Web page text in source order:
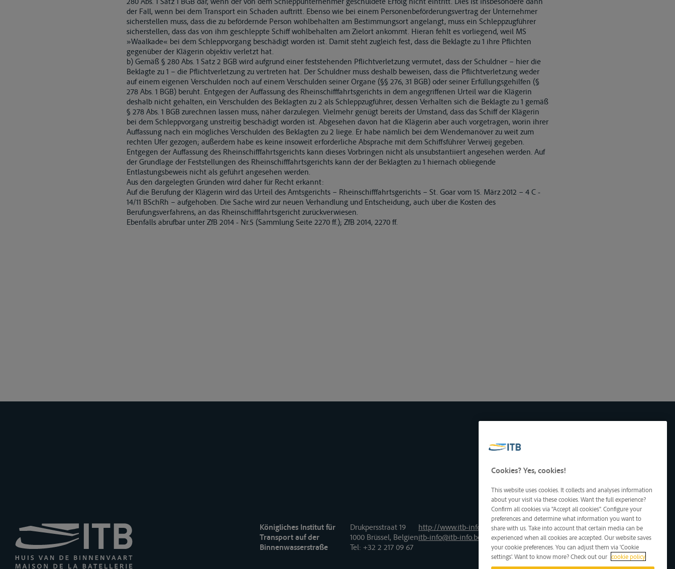
der Fall, wenn bei dem Transport ein Schaden auftritt. Ebenso wie bei einem Personenbeförderungsvertrag der Unternehmer
sicherstellen muss, dass die zu befördernde Person wohlbehalten am Bestimmungsort angelangt, muss ein Schleppzugführer
sicherstellen, dass das von ihm geschleppte Schiff wohlbehalten am Zielort ankommt. Hieran fehlt es vorliegend, weil MS
»Waalkade« bei dem Schleppvorgang beschädigt worden ist. Damit steht zugleich fest, dass die Beklagte zu 1 ihre Pflichten
gegenüber der Klägerin objektiv verletzt hat.
b) Gemäß § 280 Abs. 1 Satz 2 BGB wird aufgrund einer feststehenden Pflichtverletzung vermutet, dass der Schuldner – hier die
Beklagte zu 1 – die Pflichtverletzung zu vertreten hat. Der Schuldner muss deshalb beweisen, dass die Pflichtverletzung weder
auf einem eigenen Verschulden noch auf einem Verschulden seiner Organe (§§ 276, 31 BGB) oder seiner Erfüllungsgehilfen (§
278 Abs. 1 BGB) beruht. Entgegen der Auffassung des Rheinschifffahrtsgerichts in dem angegriffenen Urteil war die Klägerin
deshalb nicht gehalten, ein Verschulden des Beklagten zu 2 als Schleppzugführer, dessen Verhalten sich die Beklagte zu 1 gemäß
§ 278 Abs. 1 BGB zurechnen lassen muss, näher darzulegen. Vielmehr genügt bereits der Umstand, dass das Schiff der Klägerin
bei dem Schleppvorgang unstreitig beschädigt worden ist. Abgesehen davon hat die Klägerin aber auch vorgetragen, worin ihrer
Auffassung nach ein mögliches Verschulden des Beklagten zu 2 liege. Er habe nämlich bei dem Wendemanöver zu weit zum
rechten Ufer gezogen; außerdem habe es keine insoweit erforderliche Absprache mit dem Schiffsführer Verweij gegeben.
Entgegen der Auffassung des Rheinschifffahrtsgerichts kann dieses Vorbringen nicht als unsubstantiiert angesehen werden. Auf
der Grundlage der Feststellungen des Rheinschifffahrtsgerichts kann der der Beklagten zu 1 hiernach obliegende
Entlastungsbeweis nicht als geführt angesehen werden.
Aus den dargelegten Gründen wird daher für Recht erkannt:
Auf die Berufung der Klägerin wird das Urteil des Amtsgerichts – Rheinschifffahrtsgerichts – St. Goar vom 15. März 2012 – 4 C -
14/11 BSchRh – aufgehoben. Die Sache wird zur neuen Verhandlung und Entscheidung, auch über die Kosten des
Berufungsverfahrens, an das Rheinschifffahrtsgericht zurückverwiesen.
Ebenfalls abrufbar unter ZfB 2014 - Nr.5 (Sammlung Seite 2270 ff.); ZfB 2014, 2270 ff.
Königliches Institut für
Transport auf der
Binnenwasserstraße
Drukpersstraat 19
1000 Brüssel, Belgien
Tel: +32 2 217 09 67
http://www.itb-info.be
itb-info@itb-info.be
Cookies? Yes, cookies!
This website uses cookies. It collects and analyses information
about your visit via these cookies. Want the full experience?
Confirm all cookies via "Accept all cookies". Configure your
preferences and determine what information you want to
share with us. Take into account that certain media can be
experienced when all cookies are accepted. Our website saves
your cookie preferences. You can adjust them via 'Cookie
settings'. Want to know more? Check out our cookie policy